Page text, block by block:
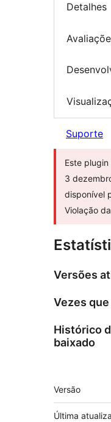
Detalhes
Suporte
Este
3
disponível
Violação
Versões
Vezes
Histórico
baixado
Meta
Versão
Última